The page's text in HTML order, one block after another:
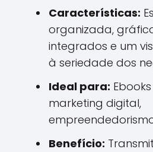
Características:
organizada,
integrados e um
à seriedade dos
Ideal para:
marketing digital,
Benefício: